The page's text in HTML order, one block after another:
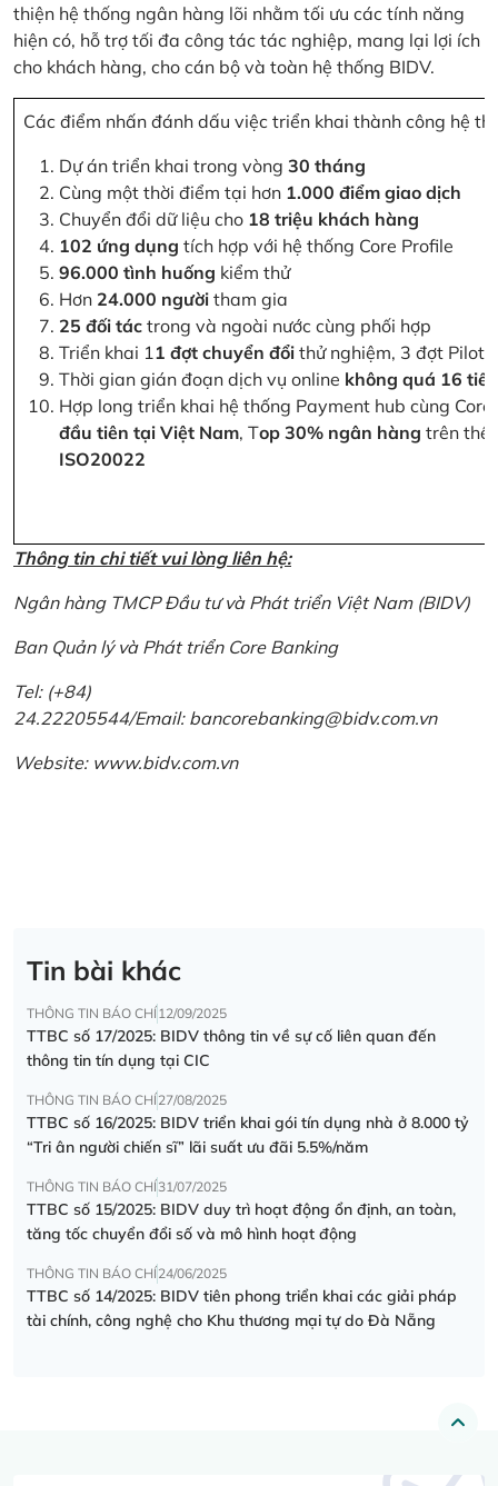
thiện hệ thống ngân hàng lõi nhằm tối ưu các tính năng
hiện có, hỗ trợ tối đa công tác tác nghiệp, mang lại lợi ích
cho khách hàng, cho cán bộ và toàn hệ thống BIDV.
Các điểm nhấn đánh dấu việc triển khai thành công hệ
Dự án triển khai trong vòng 30 tháng
Cùng một thời điểm tại hơn 1.000 điểm giao dịch
Chuyển đổi dữ liệu cho 18 triệu khách hàng
102 ứng dụng tích hợp với hệ thống Core Profile
96.000 tình huống kiểm thử
Hơn 24.000 người tham gia
25 đối tác trong và ngoài nước cùng phối hợp
Triển khai 11 đợt chuyển đổi thử nghiệm, 3 đợt Pilot
Thời gian gián đoạn dịch vụ online không quá 16
Hợp long triển khai hệ thống Payment hub cùng
đầu tiên tại Việt Nam, Top 30% ngân hàng trên thế
ISO20022
Thông tin chi tiết vui lòng liên hệ:
Ngân hàng TMCP Đầu tư và Phát triển Việt Nam (BIDV)
Ban Quản lý và Phát triển Core Banking
Tel: (+84)
24.22205544/Email: bancorebanking@bidv.com.vn
Website: www.bidv.com.vn
Tin bài khác
THÔNG TIN BÁO CHÍ12/09/2025
TTBC số 17/2025: BIDV thông tin về sự cố liên quan đến
thông tin tín dụng tại CIC
THÔNG TIN BÁO CHÍ27/08/2025
TTBC số 16/2025: BIDV triển khai gói tín dụng nhà ở 8.000 tỷ
“Tri ân người chiến sĩ” lãi suất ưu đãi 5.5%/năm
THÔNG TIN BÁO CHÍ31/07/2025
TTBC số 15/2025: BIDV duy trì hoạt động ổn định, an toàn,
tăng tốc chuyển đổi số và mô hình hoạt động
THÔNG TIN BÁO CHÍ24/06/2025
TTBC số 14/2025: BIDV tiên phong triển khai các giải pháp
tài chính, công nghệ cho Khu thương mại tự do Đà Nẵng